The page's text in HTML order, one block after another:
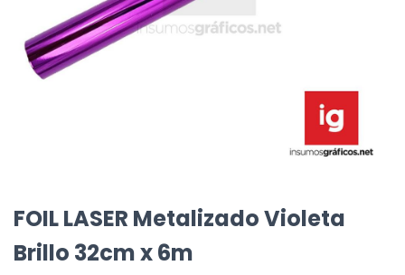
FOIL LASER Metalizado Violeta
Brillo 32cm x 6m